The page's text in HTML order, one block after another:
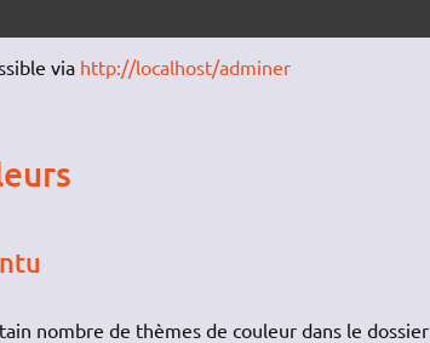
via http://localhost/adminer
nombre de thèmes de couleur dans le dossier